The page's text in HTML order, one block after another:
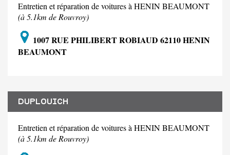
Entretien et réparation de voitures à HENIN BEAUMONT
(à 5.1km de Rouvroy)
1007 RUE PHILIBERT ROBIAUD 62110 HENIN
BEAUMONT
DUPLOUICH
Entretien et réparation de voitures à HENIN BEAUMONT
(à 5.1km de Rouvroy)